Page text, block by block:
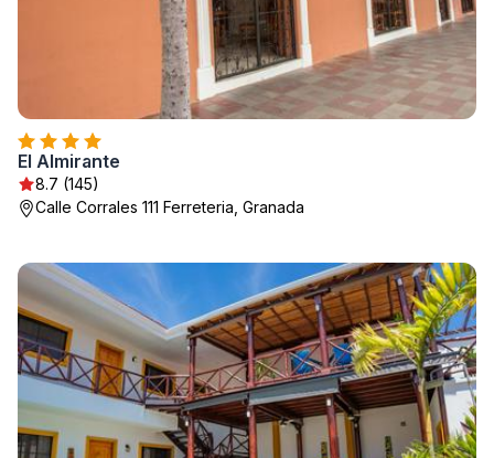
El Almirante
8.7 (145)
Calle Corrales 111 Ferreteria, Granada